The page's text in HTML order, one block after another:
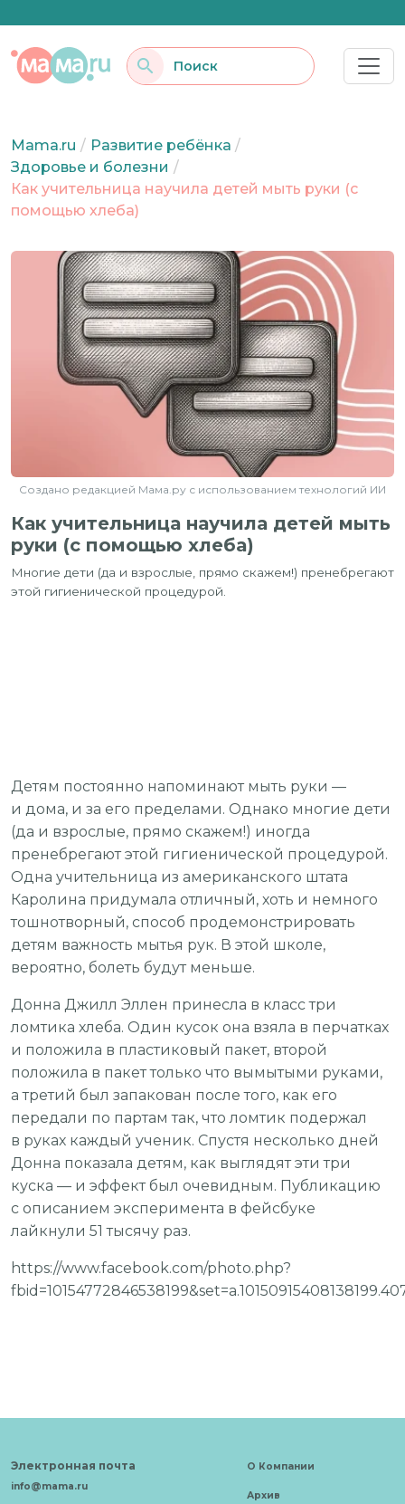
Mama.ru / Развитие ребёнка /
Здоровье и болезни /
Как учительница научила детей мыть руки (с
помощью хлеба)
Создано редакцией Мама.ру с использованием технологий ИИ
Как учительница научила детей мыть
руки (с помощью хлеба)
Многие дети (да и взрослые, прямо скажем!) пренебрегают
этой гигиенической процедурой.
Детям постоянно напоминают мыть руки —
и дома, и за его пределами. Однако многие дети
(да и взрослые, прямо скажем!) иногда
пренебрегают этой гигиенической процедурой.
Одна учительница из американского штата
Каролина придумала отличный, хоть и немного
тошнотворный, способ продемонстрировать
детям важность мытья рук. В этой школе,
вероятно, болеть будут меньше.
Донна Джилл Эллен принесла в класс три
ломтика хлеба. Один кусок она взяла в перчатках
и положила в пластиковый пакет, второй
положила в пакет только что вымытыми руками,
а третий был запакован после того, как его
передали по партам так, что ломтик подержал
в руках каждый ученик. Спустя несколько дней
Донна показала детям, как выглядят эти три
куска — и эффект был очевидным. Публикацию
с описанием эксперимента в фейсбуке
лайкнули 51 тысячу раз.
https://www.facebook.com/photo.php?
Электронная почта
info@mama.ru
О Компании
Архив